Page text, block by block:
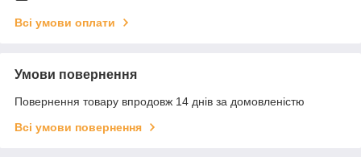
Всі умови оплати
Умови повернення
Повернення товару впродовж 14 днів за домовленістю
Всі умови повернення